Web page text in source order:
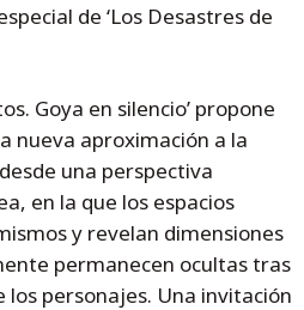
de ‘Los Desastres de
Goya en silencio’ propone
nueva aproximación a la
una perspectiva
en la que los espacios
y revelan dimensiones
permanecen ocultas tras
los personajes. Una invitación